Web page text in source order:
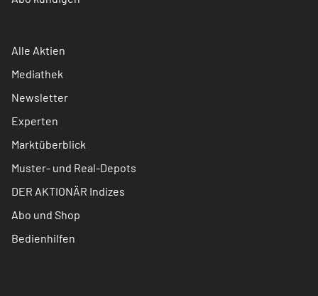
Alle Aktien
Mediathek
Newsletter
Experten
Marktüberblick
Muster- und Real-Depots
DER AKTIONÄR Indizes
Abo und Shop
Bedienhilfen